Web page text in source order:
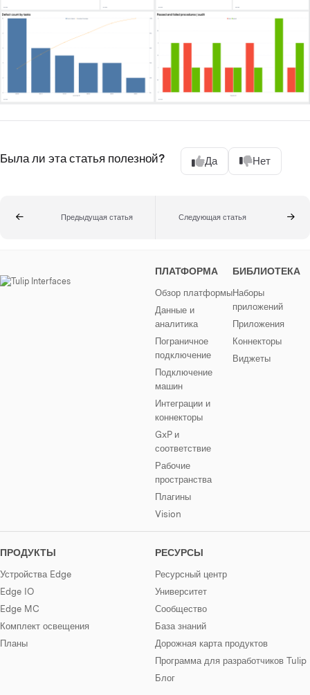
Была ли эта статья полезной? Да Нет
Предыдущая статья Следующая статья
ПЛАТФОРМА
Обзор платформы
Данные и
аналитика
Пограничное
подключение
Подключение
машин
Интеграции и
коннекторы
GxP и
соответствие
Рабочие
пространства
Плагины
Vision
БИБЛИОТЕКА
Наборы
приложений
Приложения
Коннекторы
Виджеты
ПРОДУКТЫ
Устройства Edge
Edge IO
Edge MC
Комплект освещения
Планы
РЕСУРСЫ
Ресурсный центр
Университет
Сообщество
База знаний
Дорожная карта продуктов
Программа для разработчиков Tulip
Блог